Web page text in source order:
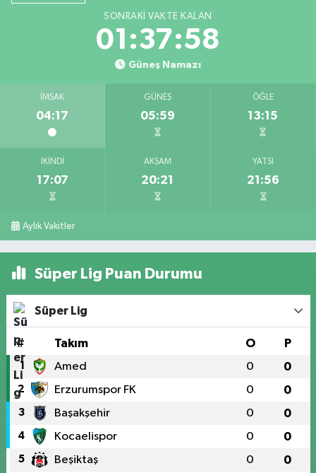
SONRAKI VAKTE KALAN
01:37:58
Güneş Namazı
İMSAK
04:17
GÜNEŞ
05:59
ÖĞLE
13:15
İKINDI
17:07
AKŞAM
20:21
YATSI
21:56
Aylık Vakitler
Süper Lig Puan Durumu
Süper Lig
# Takım O P
1 Amed 0 0
2 Erzurumspor FK 0 0
3 Başakşehir 0 0
4 Kocaelispor 0 0
5 Beşiktaş 0 0